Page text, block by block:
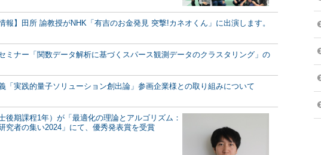
報】田所 諭教授がNHK「有吉のお金発見 突撃!カネオくん」に出演します。
ミナー「関数データ解析に基づくスパース観測データのクラスタリング」の
「実践的量子ソリューション創出論」参画企業様との取り組みについて
後期課程1年）が「最適化の理論とアルゴリズム：
究者の集い2024」にて、優秀発表賞を受賞